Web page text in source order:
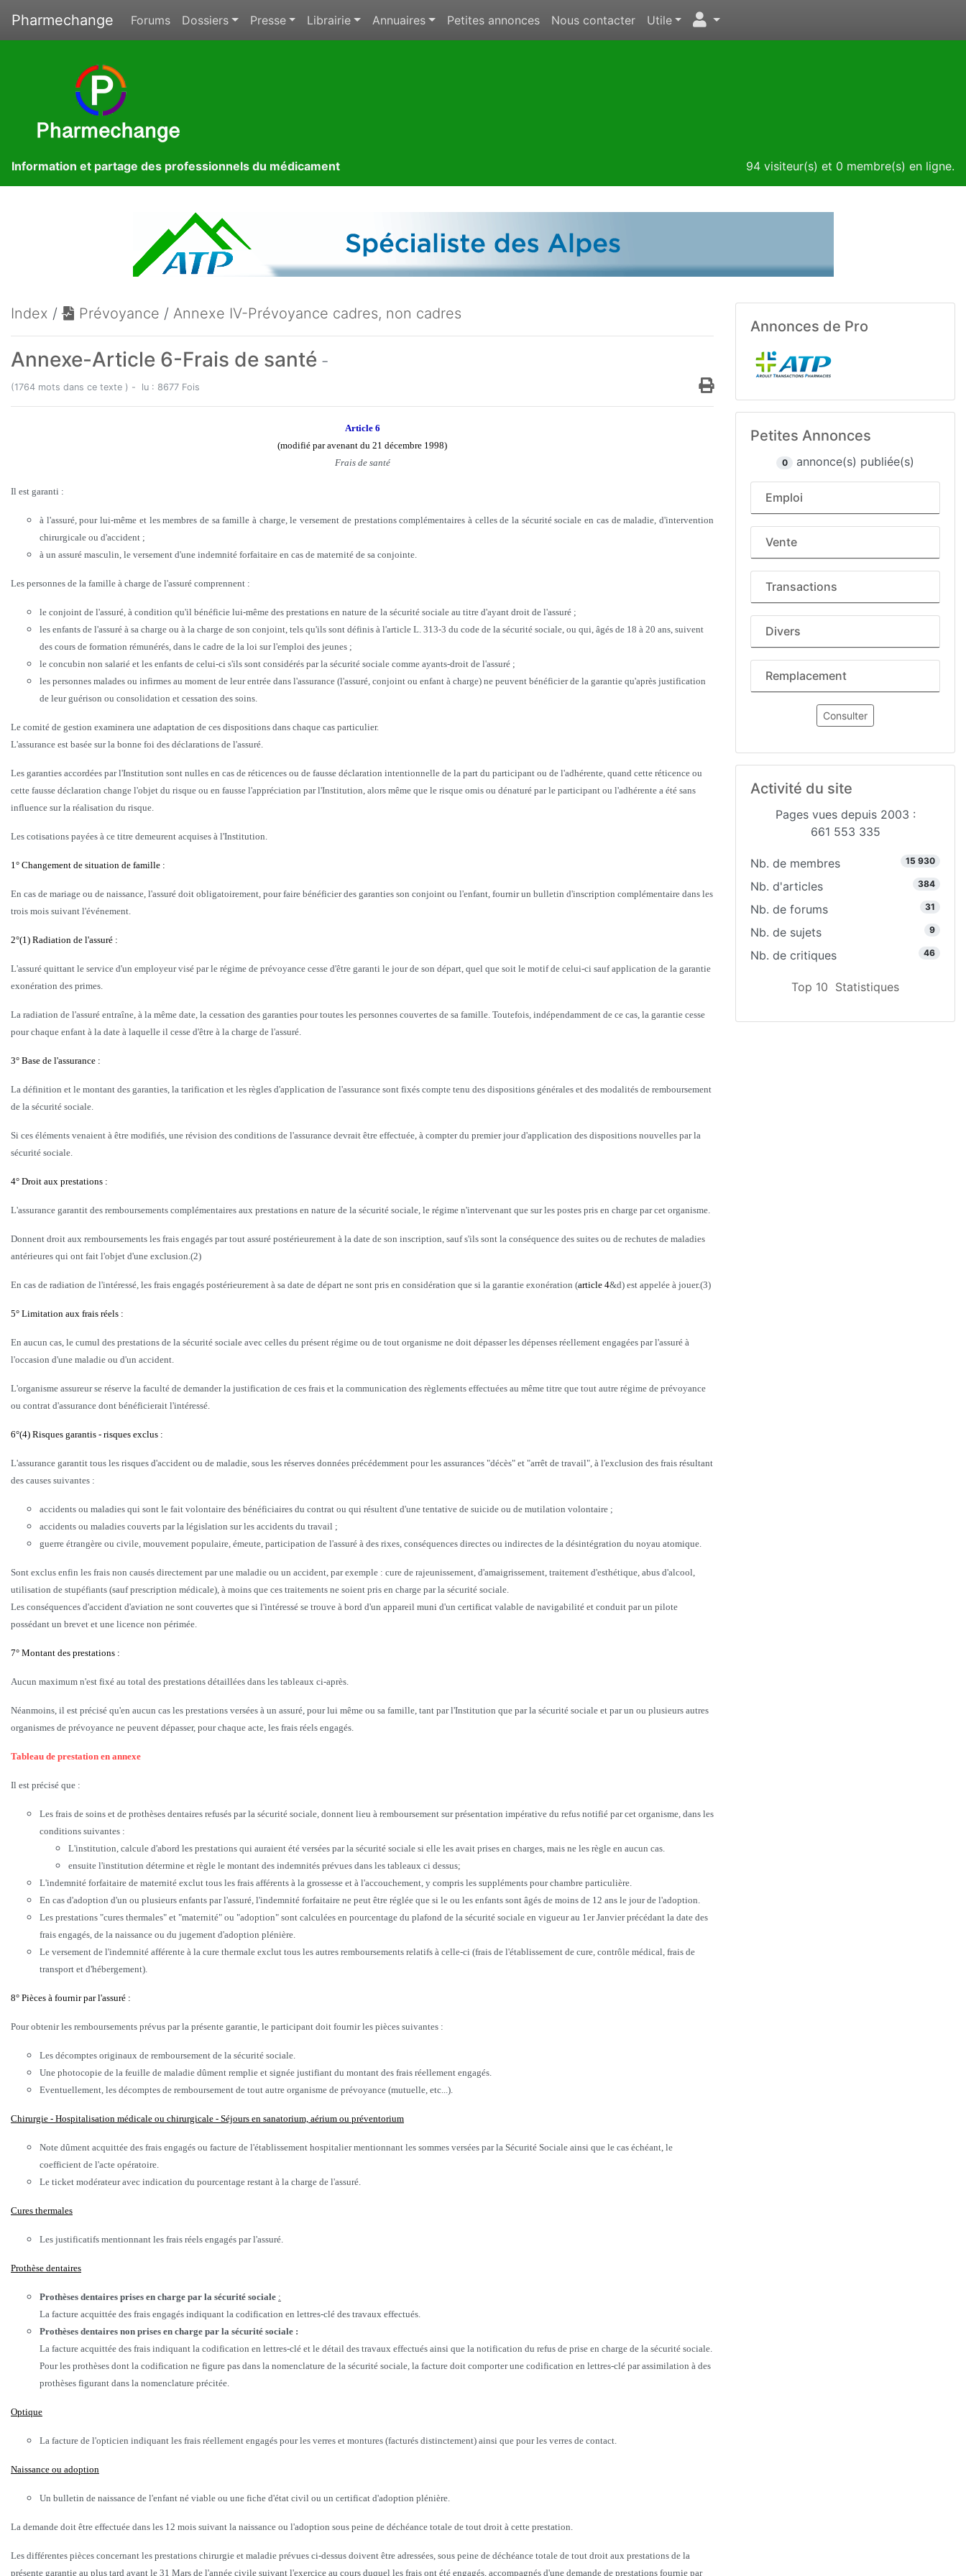
Pharmechange Forums Dossiers Presse Librairie Annuaires Petites annonces Nous contacter Utile
Information et partage des professionnels du médicament 94 visiteur(s) et 0 membre(s) en ligne.
Index / Prévoyance / Annexe IV-Prévoyance cadres, non cadres
Annexe-Article 6-Frais de santé -
(1764 mots dans ce texte ) - lu : 8677 Fois
Article 6
(modifié par avenant du 21 décembre 1998)
Frais de santé
Il est garanti :
à l'assuré, pour lui-même et les membres de sa famille à charge, le versement de prestations complémentaires à celles de la sécurité sociale en cas de maladie, d'intervention
chirurgicale ou d'accident ;
à un assuré masculin, le versement d'une indemnité forfaitaire en cas de maternité de sa conjointe.
Les personnes de la famille à charge de l'assuré comprennent :
le conjoint de l'assuré, à condition qu'il bénéficie lui-même des prestations en nature de la sécurité sociale au titre d'ayant droit de l'assuré ;
les enfants de l'assuré à sa charge ou à la charge de son conjoint, tels qu'ils sont définis à l'article L. 313-3 du code de la sécurité sociale, ou qui, âgés de 18 à 20 ans, suivent
des cours de formation rémunérés, dans le cadre de la loi sur l'emploi des jeunes ;
le concubin non salarié et les enfants de celui-ci s'ils sont considérés par la sécurité sociale comme ayants-droit de l'assuré ;
les personnes malades ou infirmes au moment de leur entrée dans l'assurance (l'assuré, conjoint ou enfant à charge) ne peuvent bénéficier de la garantie qu'après justification
de leur guérison ou consolidation et cessation des soins.
Le comité de gestion examinera une adaptation de ces dispositions dans chaque cas particulier.
L'assurance est basée sur la bonne foi des déclarations de l'assuré.
Les garanties accordées par l'Institution sont nulles en cas de réticences ou de fausse déclaration intentionnelle de la part du participant ou de l'adhérente, quand cette réticence ou
cette fausse déclaration change l'objet du risque ou en fausse l'appréciation par l'Institution, alors même que le risque omis ou dénaturé par le participant ou l'adhérente a été sans
influence sur la réalisation du risque.
Les cotisations payées à ce titre demeurent acquises à l'Institution.
1° Changement de situation de famille :
En cas de mariage ou de naissance, l'assuré doit obligatoirement, pour faire bénéficier des garanties son conjoint ou l'enfant, fournir un bulletin d'inscription complémentaire dans les
trois mois suivant l'événement.
2°(1) Radiation de l'assuré :
L'assuré quittant le service d'un employeur visé par le régime de prévoyance cesse d'être garanti le jour de son départ, quel que soit le motif de celui-ci sauf application de la garantie
exonération des primes.
La radiation de l'assuré entraîne, à la même date, la cessation des garanties pour toutes les personnes couvertes de sa famille. Toutefois, indépendamment de ce cas, la garantie cesse
pour chaque enfant à la date à laquelle il cesse d'être à la charge de l'assuré.
3° Base de l'assurance :
La définition et le montant des garanties, la tarification et les règles d'application de l'assurance sont fixés compte tenu des dispositions générales et des modalités de remboursement
de la sécurité sociale.
Si ces éléments venaient à être modifiés, une révision des conditions de l'assurance devrait être effectuée, à compter du premier jour d'application des dispositions nouvelles par la
sécurité sociale.
4° Droit aux prestations :
L'assurance garantit des remboursements complémentaires aux prestations en nature de la sécurité sociale, le régime n'intervenant que sur les postes pris en charge par cet organisme.
Donnent droit aux remboursements les frais engagés par tout assuré postérieurement à la date de son inscription, sauf s'ils sont la conséquence des suites ou de rechutes de maladies
antérieures qui ont fait l'objet d'une exclusion.(2)
En cas de radiation de l'intéressé, les frais engagés postérieurement à sa date de départ ne sont pris en considération que si la garantie exonération (article 4&d) est appelée à jouer.(3)
5° Limitation aux frais réels :
En aucun cas, le cumul des prestations de la sécurité sociale avec celles du présent régime ou de tout organisme ne doit dépasser les dépenses réellement engagées par l'assuré à
l'occasion d'une maladie ou d'un accident.
L'organisme assureur se réserve la faculté de demander la justification de ces frais et la communication des règlements effectuées au même titre que tout autre régime de prévoyance
ou contrat d'assurance dont bénéficierait l'intéressé.
6°(4) Risques garantis - risques exclus :
L'assurance garantit tous les risques d'accident ou de maladie, sous les réserves données précédemment pour les assurances "décès" et "arrêt de travail", à l'exclusion des frais résultant
des causes suivantes :
accidents ou maladies qui sont le fait volontaire des bénéficiaires du contrat ou qui résultent d'une tentative de suicide ou de mutilation volontaire ;
accidents ou maladies couverts par la législation sur les accidents du travail ;
guerre étrangère ou civile, mouvement populaire, émeute, participation de l'assuré à des rixes, conséquences directes ou indirectes de la désintégration du noyau atomique.
Sont exclus enfin les frais non causés directement par une maladie ou un accident, par exemple : cure de rajeunissement, d'amaigrissement, traitement d'esthétique, abus d'alcool,
utilisation de stupéfiants (sauf prescription médicale), à moins que ces traitements ne soient pris en charge par la sécurité sociale.
Les conséquences d'accident d'aviation ne sont couvertes que si l'intéressé se trouve à bord d'un appareil muni d'un certificat valable de navigabilité et conduit par un pilote
possédant un brevet et une licence non périmée.
7° Montant des prestations :
Aucun maximum n'est fixé au total des prestations détaillées dans les tableaux ci-après.
Néanmoins, il est précisé qu'en aucun cas les prestations versées à un assuré, pour lui même ou sa famille, tant par l'Institution que par la sécurité sociale et par un ou plusieurs autres
organismes de prévoyance ne peuvent dépasser, pour chaque acte, les frais réels engagés.
Tableau de prestation en annexe
Il est précisé que :
Les frais de soins et de prothèses dentaires refusés par la sécurité sociale, donnent lieu à remboursement sur présentation impérative du refus notifié par cet organisme, dans les
conditions suivantes :
L'institution, calcule d'abord les prestations qui auraient été versées par la sécurité sociale si elle les avait prises en charges, mais ne les règle en aucun cas.
ensuite l'institution détermine et règle le montant des indemnités prévues dans les tableaux ci dessus;
L'indemnité forfaitaire de maternité exclut tous les frais afférents à la grossesse et à l'accouchement, y compris les suppléments pour chambre particulière.
En cas d'adoption d'un ou plusieurs enfants par l'assuré, l'indemnité forfaitaire ne peut être réglée que si le ou les enfants sont âgés de moins de 12 ans le jour de l'adoption.
Les prestations "cures thermales" et "maternité" ou "adoption" sont calculées en pourcentage du plafond de la sécurité sociale en vigueur au 1er Janvier précédant la date des
frais engagés, de la naissance ou du jugement d'adoption plénière.
Le versement de l'indemnité afférente à la cure thermale exclut tous les autres remboursements relatifs à celle-ci (frais de l'établissement de cure, contrôle médical, frais de
transport et d'hébergement).
8° Pièces à fournir par l'assuré :
Pour obtenir les remboursements prévus par la présente garantie, le participant doit fournir les pièces suivantes :
Les décomptes originaux de remboursement de la sécurité sociale.
Une photocopie de la feuille de maladie dûment remplie et signée justifiant du montant des frais réellement engagés.
Eventuellement, les décomptes de remboursement de tout autre organisme de prévoyance (mutuelle, etc...).
Chirurgie - Hospitalisation médicale ou chirurgicale - Séjours en sanatorium, aérium ou préventorium
Note dûment acquittée des frais engagés ou facture de l'établissement hospitalier mentionnant les sommes versées par la Sécurité Sociale ainsi que le cas échéant, le
coefficient de l'acte opératoire.
Le ticket modérateur avec indication du pourcentage restant à la charge de l'assuré.
Cures thermales
Les justificatifs mentionnant les frais réels engagés par l'assuré.
Prothèse dentaires
Prothèses dentaires prises en charge par la sécurité sociale :
La facture acquittée des frais engagés indiquant la codification en lettres-clé des travaux effectués.
Prothèses dentaires non prises en charge par la sécurité sociale :
La facture acquittée des frais indiquant la codification en lettres-clé et le détail des travaux effectués ainsi que la notification du refus de prise en charge de la sécurité sociale.
Pour les prothèses dont la codification ne figure pas dans la nomenclature de la sécurité sociale, la facture doit comporter une codification en lettres-clé par assimilation à des
prothèses figurant dans la nomenclature précitée.
Optique
La facture de l'opticien indiquant les frais réellement engagés pour les verres et montures (facturés distinctement) ainsi que pour les verres de contact.
Naissance ou adoption
Un bulletin de naissance de l'enfant né viable ou une fiche d'état civil ou un certificat d'adoption plénière.
La demande doit être effectuée dans les 12 mois suivant la naissance ou l'adoption sous peine de déchéance totale de tout droit à cette prestation.
Les différentes pièces concernant les prestations chirurgie et maladie prévues ci-dessus doivent être adressées, sous peine de déchéance totale de tout droit aux prestations de la
présente garantie au plus tard avant le 31 Mars de l'année civile suivant l'exercice au cours duquel les frais ont été engagés, accompagnés d'une demande de prestations fournie par
Annonces de Pro
Petites Annonces
0 annonce(s) publiée(s)
Emploi
Vente
Transactions
Divers
Remplacement
Consulter
Activité du site
Pages vues depuis 2003 :
661 553 335
Nb. de membres 15 930
Nb. d'articles 384
Nb. de forums 31
Nb. de sujets 9
Nb. de critiques 46
Top 10 Statistiques